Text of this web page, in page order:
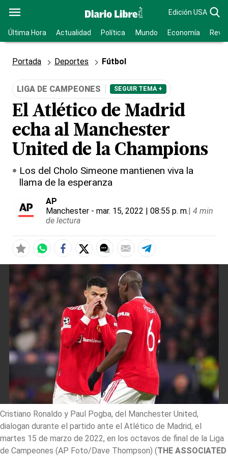
Edición USA
Última Hora Actualidad Política Mundo Economía
Portada Deportes Fútbol
LIGA DE CAMPEONES SEGUIR TEMA +
El Atlético de Madrid
echa al Manchester
United de la Champions
Los del Cholo Simeone mantienen viva la
llama de la esperanza
AP
Manchester - mar. 15, 2022 | 08:55 p. m.| 4 min
de lectura
Cristiano Ronaldo y Paul Pogba, del Manchester United,
dialogan durante el partido ante el Atlético de Madrid, el
martes 15 de marzo de 2022, en los octavos de final de la Liga
de Campeones (AP Foto/Dave Thompson) (THE ASSOCIATED